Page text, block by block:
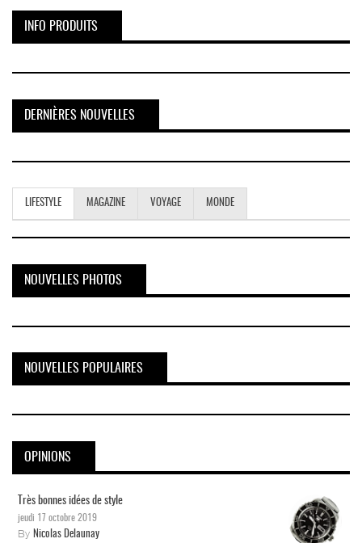
INFO PRODUITS
DERNIÈRES NOUVELLES
LIFESTYLE MAGAZINE VOYAGE MONDE
NOUVELLES PHOTOS
NOUVELLES POPULAIRES
OPINIONS
Très bonnes idées de style
jeudi 17 octobre 2019
By Nicolas Delaunay